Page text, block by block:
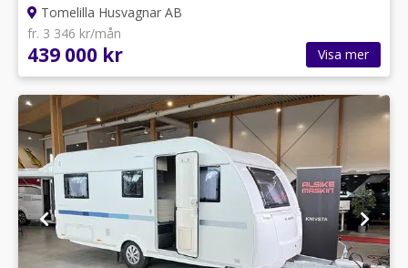
Tomelilla Husvagnar AB
fr. 3 346 kr/mån
439 000 kr Visa mer